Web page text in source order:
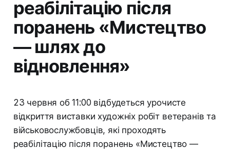
реабілітацію після
поранень «Мистецтво
— шлях до
відновлення»
23 червня об 11:00 відбудеться урочисте
відкриття виставки художніх робіт ветеранів та
військовослужбовців, які проходять
реабілітацію після поранень «Мистецтво —